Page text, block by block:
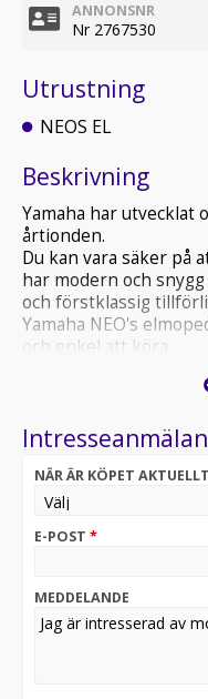
ANNONSNR
Nr 2767530
Utrustning
NEOS EL
Beskrivning
Yamaha har
årtionden.
Du kan vara säker på
har modern och
och förstklassig
Yamaha NEO's
och enkel att köra.
elmotor som ger en
Intresseanmälan
NÄR ÄR KÖPET
E-POST *
MEDDELANDE